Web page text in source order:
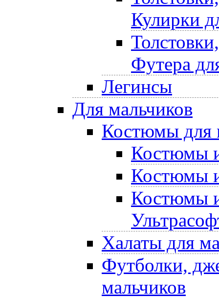
Кулирки
Футера
Легинсы
Для мальчиков
Костюмы для
Костюмы
Костюмы
Костюмы
Халаты для
Футболки,
мальчиков